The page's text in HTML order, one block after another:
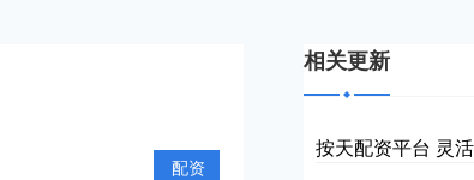
配资
相关更新
按天配资平台 灵